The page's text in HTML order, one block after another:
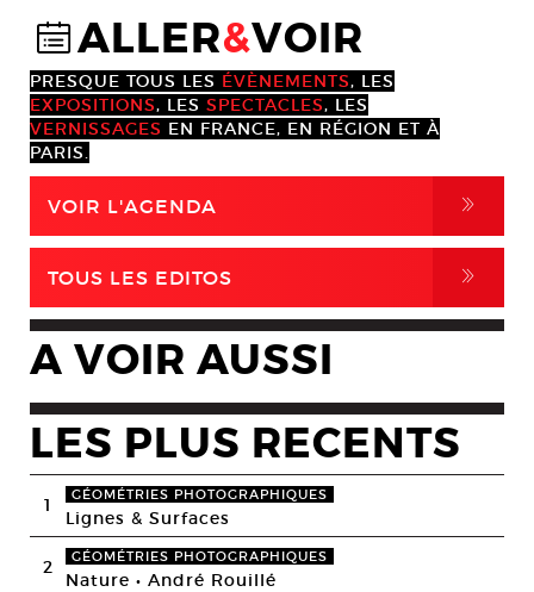
@ALLER&VOIR
PRESQUE TOUS LES ÉVÈNEMENTS, LES
EXPOSITIONS, LES SPECTACLES, LES
VERNISSAGES EN FRANCE, EN RÉGION ET À
PARIS.
VOIR L'AGENDA ,
TOUS LES EDITOS ,
A VOIR AUSSI
LES PLUS RECENTS
1 GÉOMÉTRIES PHOTOGRAPHIQUES
Lignes & Surfaces
2 GÉOMÉTRIES PHOTOGRAPHIQUES
Nature • André Rouillé